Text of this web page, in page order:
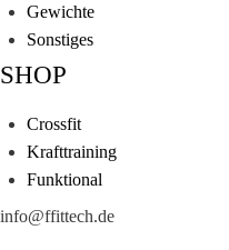
Gewichte
Sonstiges
SHOP
Crossfit
Krafttraining
Funktional
info@ffittech.de